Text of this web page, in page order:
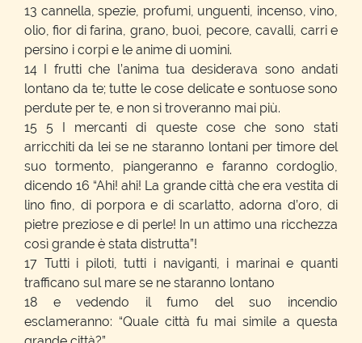
13 cannella, spezie, profumi, unguenti, incenso, vino,
olio, fior di farina, grano, buoi, pecore, cavalli, carri e
persino i corpi e le anime di uomini.
14 I frutti che l’anima tua desiderava sono andati
lontano da te; tutte le cose delicate e sontuose sono
perdute per te, e non si troveranno mai più.
15 5 I mercanti di queste cose che sono stati
arricchiti da lei se ne staranno lontani per timore del
suo tormento, piangeranno e faranno cordoglio,
dicendo 16 “Ahi! ahi! La grande città che era vestita di
lino fino, di porpora e di scarlatto, adorna d’oro, di
pietre preziose e di perle! In un attimo una ricchezza
così grande è stata distrutta”!
17 Tutti i piloti, tutti i naviganti, i marinai e quanti
trafficano sul mare se ne staranno lontano
18 e vedendo il fumo del suo incendio
esclameranno: “Quale città fu mai simile a questa